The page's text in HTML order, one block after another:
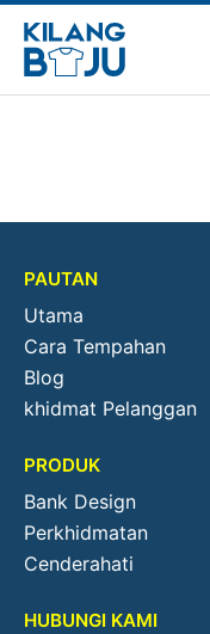
PAUTAN
Utama
Cara Tempahan
Blog
khidmat Pelanggan
PRODUK
Bank Design
Perkhidmatan
Cenderahati
HUBUNGI KAMI